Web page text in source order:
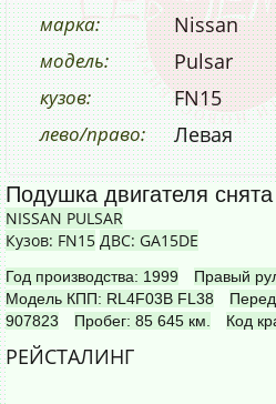
марка: Nissan
модель: Pulsar
кузов: FN15
лево/право: Левая
Подушка двигателя
NISSAN PULSAR
Кузов: FN15 ДВС: GA15DE
Год производства: 1999 Правый
Модель КПП: RL4F03B FL38
907823
Пробег: 85 645 км. Код
РЕЙСТАЛИНГ